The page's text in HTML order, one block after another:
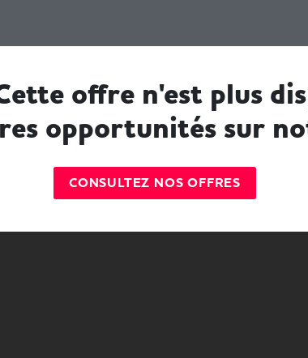
offre n'est plus
opportunités sur
CONSULTEZ NOS OFFRES